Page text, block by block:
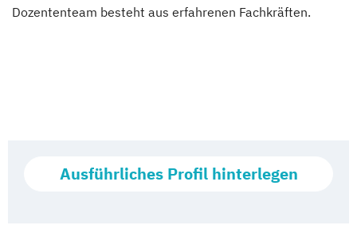
Dozententeam besteht aus erfahrenen Fachkräften.
Ausführliches Profil hinterlegen